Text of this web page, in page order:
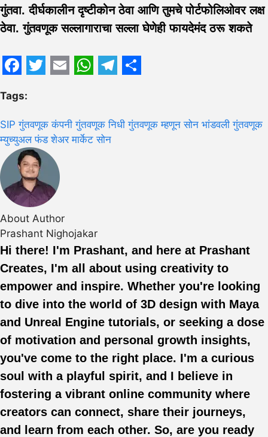
गुंतवा. दीर्घकालीन दृष्टीकोन ठेवा आणि तुमचे पोर्टफोलिओवर लक्ष
ठेवा. गुंतवणूक सल्लागाराचा सल्ला घेणेही फायदेमंद ठरू शकते
Tags:
SIP गुंतवणूक कंपनी गुंतवणूक निधी गुंतवणूक म्हणून सोन भांडवली गुंतवणूक
म्युच्युअल फंड शेअर मार्केट सोन
About Author
Prashant Nighojakar
Hi there! I'm Prashant, and here at Prashant
Creates, I'm all about using creativity to
empower and inspire. Whether you're looking
to dive into the world of 3D design with Maya
and Unreal Engine tutorials, or seeking a dose
of motivation and personal growth insights,
you've come to the right place. I'm a curious
soul with a playful spirit, and I believe in
fostering a vibrant online community where
creators can connect, share their journeys,
and learn from each other. So, are you ready